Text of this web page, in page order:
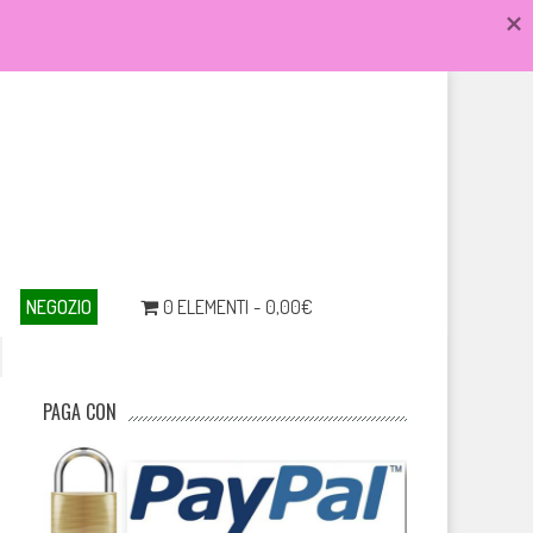
NEGOZIO 0 ELEMENTI 0,00€
PAGA CON